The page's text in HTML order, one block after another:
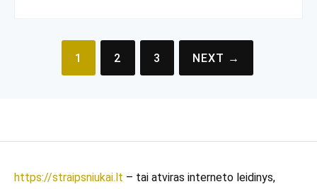
puslapiavimas
1 2 3 NEXT →
https://straipsniukai.lt – tai atviras interneto leidinys,